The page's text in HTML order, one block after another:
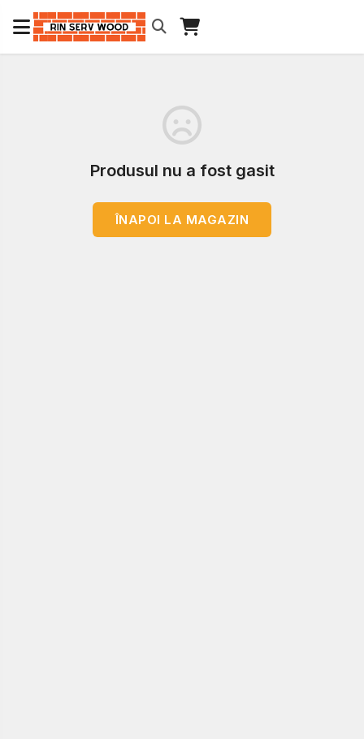
Produsul nu a fost gasit
ÎNAPOI LA MAGAZIN